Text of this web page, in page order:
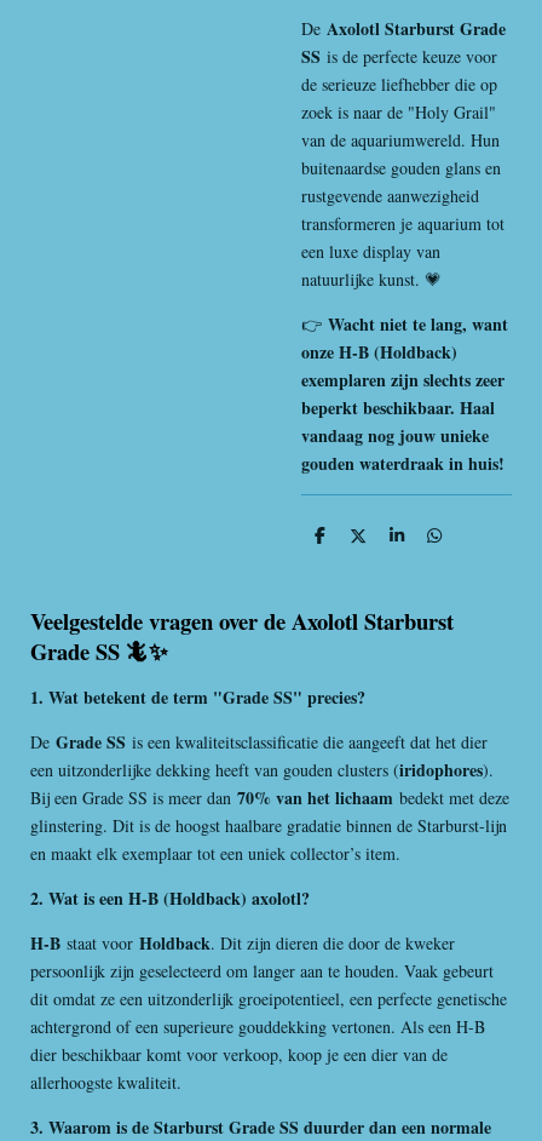
De Axolotl Starburst Grade
SS is de perfecte keuze voor
de serieuze liefhebber die op
zoek is naar de "Holy Grail"
van de aquariumwereld. Hun
buitenaardse gouden glans en
rustgevende aanwezigheid
transformeren je aquarium tot
een luxe display van
natuurlijke kunst. 💗
👉 Wacht niet te lang, want
onze H-B (Holdback)
exemplaren zijn slechts zeer
beperkt beschikbaar. Haal
vandaag nog jouw unieke
gouden waterdraak in huis!
D
D
S
D
Veelgestelde vragen over de Axolotl Starburst
Grade SS 🦎✨
1. Wat betekent de term "Grade SS" precies?
De Grade SS is een kwaliteitsclassificatie die aangeeft dat het dier
een uitzonderlijke dekking heeft van gouden clusters (iridophores).
Bij een Grade SS is meer dan 70% van het lichaam bedekt met deze
glinstering. Dit is de hoogst haalbare gradatie binnen de Starburst-lijn
en maakt elk exemplaar tot een uniek collector’s item.
2. Wat is een H-B (Holdback) axolotl?
H-B staat voor Holdback. Dit zijn dieren die door de kweker
persoonlijk zijn geselecteerd om langer aan te houden. Vaak gebeurt
dit omdat ze een uitzonderlijk groeipotentieel, een perfecte genetische
achtergrond of een superieure gouddekking vertonen. Als een H-B
dier beschikbaar komt voor verkoop, koop je een dier van de
allerhoogste kwaliteit.
3. Waarom is de Starburst Grade SS duurder dan een normale